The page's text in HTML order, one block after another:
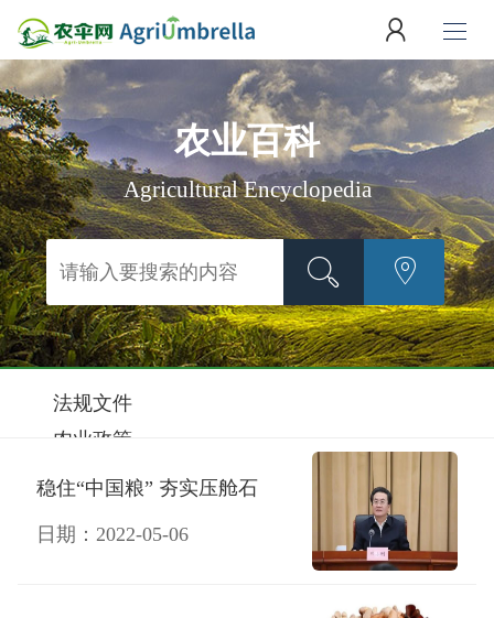
农业百科
Agricultural Encyclopedia
法规文件
农业政策
农业金融
三农热文
稳住“中国粮” 夯实压舱石
谈“三农”热点话题
日期：2022-05-06